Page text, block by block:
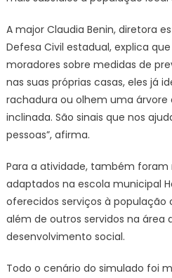
A major Claudia Benin, diretora
Defesa Civil estadual, explica
moradores sobre medidas de
nas suas próprias casas, eles já
rachadura ou olhem uma árvore
inclinada. São sinais que nos
pessoas”, afirma.
Para a atividade, também
adaptados na escola municipal
oferecidos serviços à população
além de outros servidos na área
desenvolvimento social.
Todo o cenário do simulado foi